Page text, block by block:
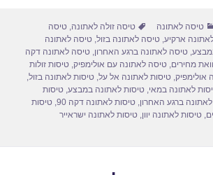
eקטגוריות
טיסה לאתונה תגיות
טיסה זולה לאתונה,טיסה
ארקיע,טיסה לאתונה בזול,טיסה לאתונה
,טיסה לאתונה ברגע האחרון,טיסה לאתונה דקה
מחירים,טיסה לאתונה עם אולימפיק,טיסות זולות
אולימפיק,טיסות לאתונה אל על,טיסות לאתונה בזול,
לאתונה במאי,טיסות לאתונה במבצע,טיסות
ברגע האחרון,טיסות לאתונה דקה 90 ,טיסות
,טיסות לאתונה יוון,טיסות לאתונה ישראייר